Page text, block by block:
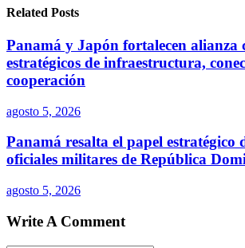
Related Posts
Panamá y Japón fortalecen alianza
estratégicos de infraestructura,
cooperación
agosto 5, 2026
Panamá resalta el papel estratégico
oficiales militares de República
agosto 5, 2026
Write A Comment